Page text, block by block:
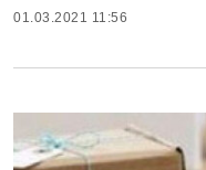
01.03.2021 11:56